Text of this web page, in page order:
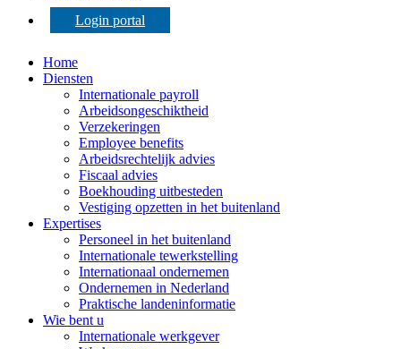
Login portal
Home
Diensten
Internationale payroll
Arbeidsongeschiktheid
Verzekeringen
Employee benefits
Arbeidsrechtelijk advies
Fiscaal advies
Boekhouding uitbesteden
Vestiging opzetten in het buitenland
Expertises
Personeel in het buitenland
Internationale tewerkstelling
Internationaal ondernemen
Ondernemen in Nederland
Praktische landeninformatie
Wie bent u
Internationale werkgever